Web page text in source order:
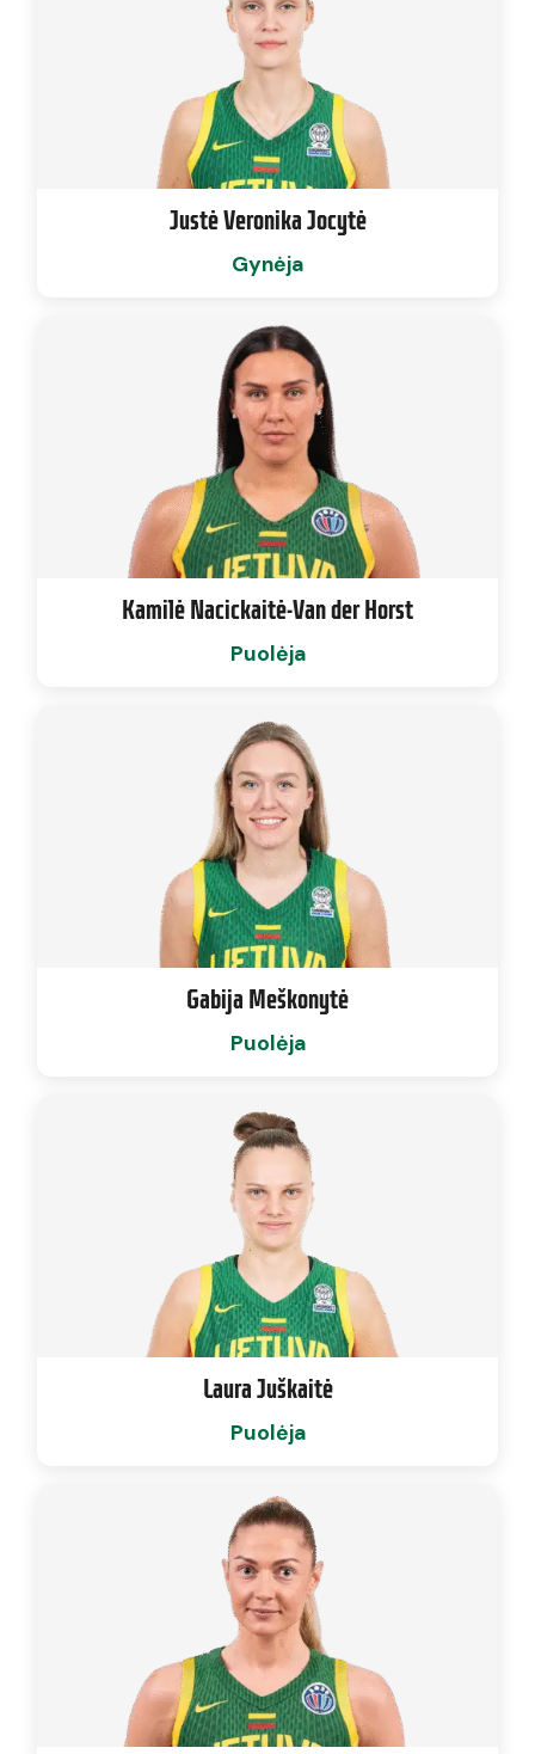
Justė Veronika Jocytė
Gynėja
Kamilė Nacickaitė-Van der Horst
Puolėja
Gabija Meškonytė
Puolėja
Laura Juškaitė
Puolėja